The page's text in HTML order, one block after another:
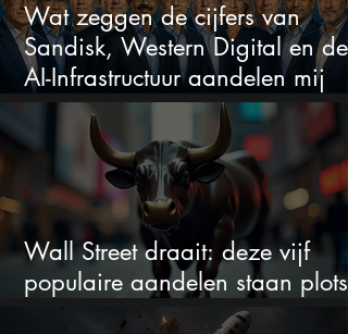
Wat zeggen de cijfers van
Sandisk, Western Digital en de
AI-Infrastructuur aandelen mij
werkelijk
Wall Street draait: deze vijf
populaire aandelen staan plots
onder spanning